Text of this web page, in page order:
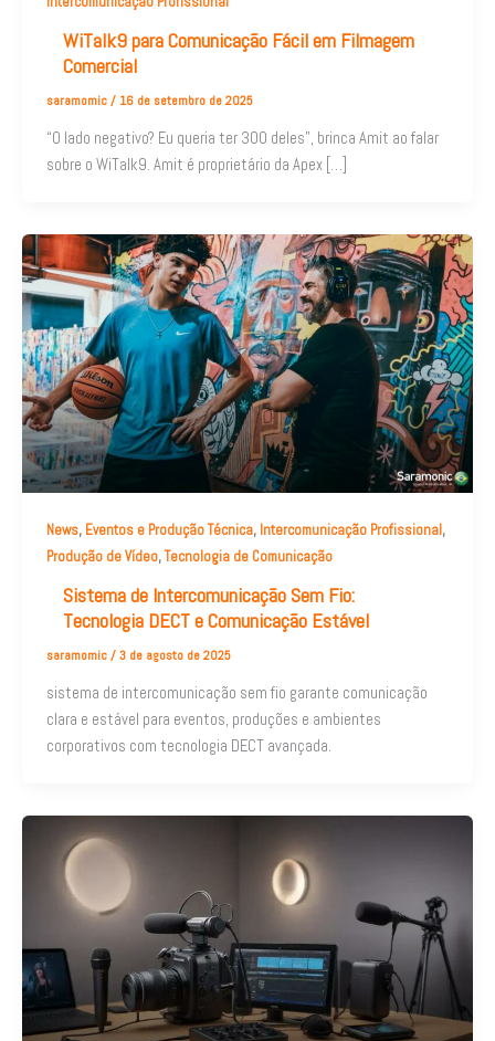
WiTalk9 para Comunicação Fácil em Filmagem
Comercial
saramomic / 16 de setembro de 2025
“O lado negativo? Eu queria ter 300 deles”, brinca Amit ao falar
sobre o WiTalk9. Amit é proprietário da Apex […]
News, Eventos e Produção Técnica, Intercomunicação Profissional,
Produção de Vídeo,Tecnologia de Comunicação
Sistema de Intercomunicação Sem Fio:
Tecnologia DECT e Comunicação Estável
saramomic / 3 de agosto de 2025
sistema de intercomunicação sem fio garante comunicação
clara e estável para eventos, produções e ambientes
corporativos com tecnologia DECT avançada.